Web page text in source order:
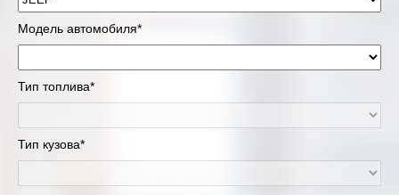
Модель автомобиля*
Тип топлива*
Тип кузова*